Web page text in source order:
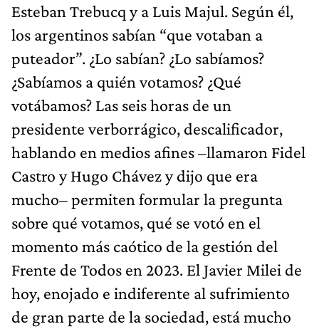
Esteban Trebucq y a Luis Majul. Según él,
los argentinos sabían “que votaban a
puteador”. ¿Lo sabían? ¿Lo sabíamos?
¿Sabíamos a quién votamos? ¿Qué
votábamos? Las seis horas de un
presidente verborrágico, descalificador,
hablando en medios afines –llamaron Fidel
Castro y Hugo Chávez y dijo que era
mucho– permiten formular la pregunta
sobre qué votamos, qué se votó en el
momento más caótico de la gestión del
Frente de Todos en 2023. El Javier Milei de
hoy, enojado e indiferente al sufrimiento
de gran parte de la sociedad, está mucho